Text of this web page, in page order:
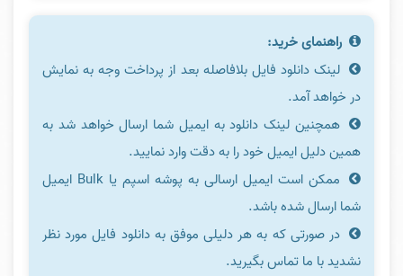
راهنمای خرید:
لینک دانلود فایل بلافاصله بعد از پرداخت وجه به نمایش
در خواهد آمد.
همچنین لینک دانلود به ایمیل شما ارسال خواهد شد به
همین دلیل ایمیل خود را به دقت وارد نمایید.
ممکن است ایمیل ارسالی به پوشه اسپم یا Bulk ایمیل
شما ارسال شده باشد.
در صورتی که به هر دلیلی موفق به دانلود فایل مورد نظر
نشدید با ما تماس بگیرید.